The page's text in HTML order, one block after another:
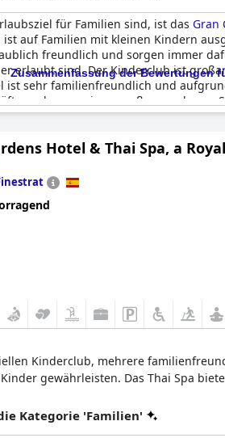
für Familien sind, ist das Gran
auf Familien mit kleinen Kindern
freundlich und sorgen immer
erlaubt sind. Der Kinderclub ist
ist sehr familienfreundlich und
und sogar einen großen,
Der Babyclub ist zwar in seinem
für Kinder mit Spielzeug und
mit kleinen Kindern gibt. Aber für
(Gran Tagoro Family & Fun Playa
Zusammenfassung der Bewertungen
Hotel & Thai Spa, a
Kinderclub, mehrere
gewährleisten. Das Thai Spa
Kategorie 'Familien'